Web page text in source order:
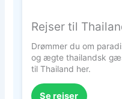
Rejser til
Drømmer du om
og ægte thailandsk
til Thailand her.
Se rejser